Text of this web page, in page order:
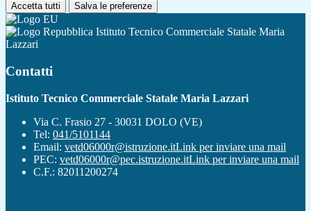
Accetta tutti Salva le preferenze
Istituto Tecnico Commerciale Statale Maria
Lazzari
Contatti
Istituto Tecnico Commerciale Statale Maria Lazzari
Via C. Frasio 27 - 30031 DOLO (VE)
Tel: 041/5101144
Email: vetd06000r@istruzione.itLink per inviare una mail
PEC: vetd06000r@pec.istruzione.itLink per inviare una mail
C.F.: 82011200274